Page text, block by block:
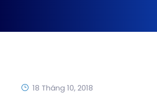
18 Tháng 10, 2018